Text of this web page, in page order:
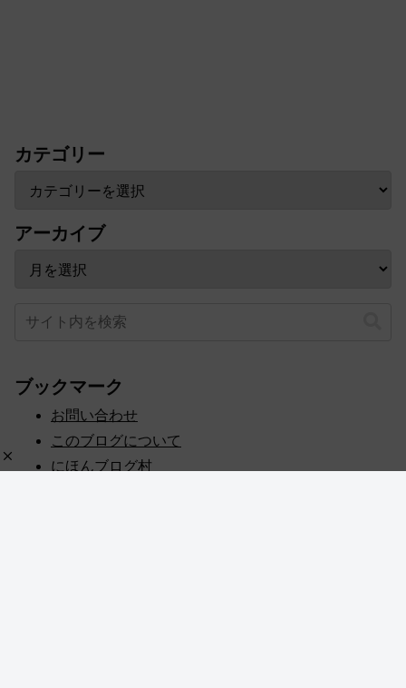
カテゴリー
アーカイブ
ブックマーク
お問い合わせ
このブログについて
にほんブログ村